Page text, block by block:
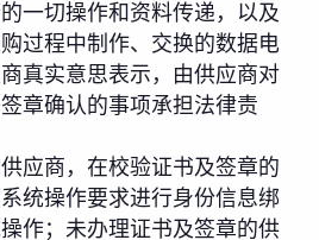
一切操作和资料传递，以及
过程中制作、交换的数据电
真实意思表示，由供应商对
章确认的事项承担法律责
应商，在校验证书及签章的
统操作要求进行身份信息绑
作；未办理证书及签章的供